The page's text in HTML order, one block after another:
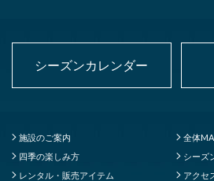
シーズンカレンダー
施設のご案内
全体
四季の楽しみ方
シーズ
レンタル・販売アイテム
アクセ